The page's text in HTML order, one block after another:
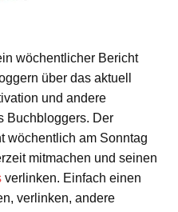
wöchentlicher Bericht
über das aktuell
und andere
Buchbloggers. Der
wöchentlich am Sonntag
mitmachen und seinen
verlinken. Einfach einen
verlinken, andere